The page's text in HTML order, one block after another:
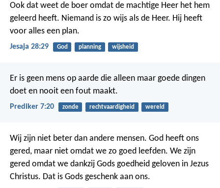
Ook dat weet de boer omdat de machtige Heer het hem
geleerd heeft. Niemand is zo wijs als de Heer. Hij heeft
voor alles een plan.
Jesaja 28:29 God planning wijsheid
Er is geen mens op aarde die alleen maar goede dingen
doet en nooit een fout maakt.
Prediker 7:20 zonde rechtvaardigheid wereld
Wij zijn niet beter dan andere mensen. God heeft ons
gered, maar niet omdat we zo goed leefden. We zijn
gered omdat we dankzij Gods goedheid geloven in Jezus
Christus. Dat is Gods geschenk aan ons.